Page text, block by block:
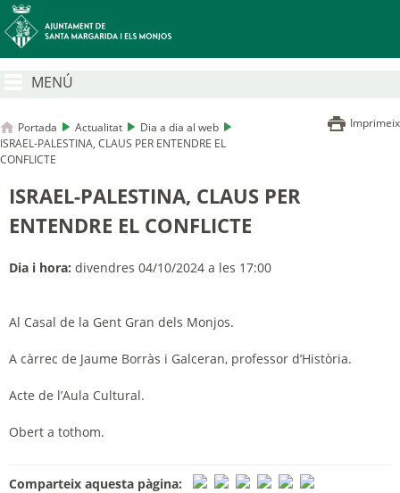
MENÚ
Portada Actualitat
Dia a dia al web
ISRAEL-PALESTINA, CLAUS PER ENTENDRE EL
CONFLICTE
Imprimeix
ISRAEL-PALESTINA, CLAUS PER
ENTENDRE EL CONFLICTE
Dia i hora: divendres 04/10/2024 a les 17:00
Al Casal de la Gent Gran dels Monjos.
A càrrec de Jaume Borràs i Galceran, professor d’Història.
Acte de l’Aula Cultural.
Obert a tothom.
Comparteix aquesta pàgina: